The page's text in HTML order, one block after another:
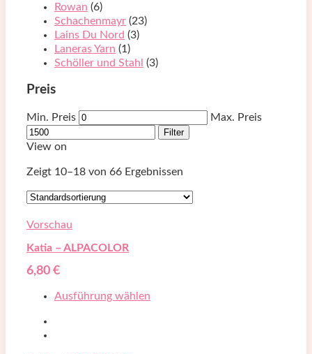
Rowan (6)
Schachenmayr (23)
Lains Du Nord (3)
Laneras Yarn (1)
Schöller und Stahl (3)
Preis
Min. Preis Max. Preis
Filter
View on
Zeigt 10–18 von 66 Ergebnissen
Vorschau
Katia – ALPACOLOR
6,80 €
Ausführung wählen